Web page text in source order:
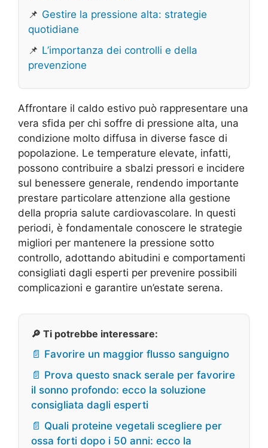
📌 Gestire la pressione alta: strategie
quotidiane
📌 L’importanza dei controlli e della
prevenzione
Affrontare il caldo estivo può rappresentare una
vera sfida per chi soffre di pressione alta, una
condizione molto diffusa in diverse fasce di
popolazione. Le temperature elevate, infatti,
possono contribuire a sbalzi pressori e incidere
sul benessere generale, rendendo importante
prestare particolare attenzione alla gestione
della propria salute cardiovascolare. In questi
periodi, è fondamentale conoscere le strategie
migliori per mantenere la pressione sotto
controllo, adottando abitudini e comportamenti
consigliati dagli esperti per prevenire possibili
complicazioni e garantire un’estate serena.
🔎 Ti potrebbe interessare:
📄 Favorire un maggior flusso sanguigno
📄 Prova questo snack serale per favorire
il sonno profondo: ecco la soluzione
consigliata dagli esperti
📄 Quali proteine vegetali scegliere per
ossa forti dopo i 50 anni: ecco la